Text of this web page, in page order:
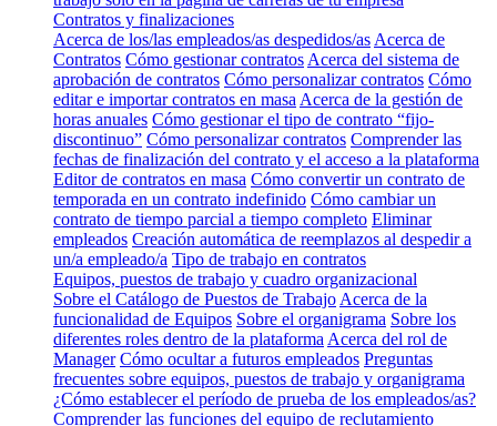
Contratos y finalizaciones
Acerca de los/las empleados/as despedidos/as Acerca de
Contratos Cómo gestionar contratos Acerca del sistema de
aprobación de contratos Cómo personalizar contratos Cómo
editar e importar contratos en masa Acerca de la gestión de
horas anuales Cómo gestionar el tipo de contrato “fijo-
discontinuo” Cómo personalizar contratos Comprender las
fechas de finalización del contrato y el acceso a la plataforma
Editor de contratos en masa Cómo convertir un contrato de
temporada en un contrato indefinido Cómo cambiar un
contrato de tiempo parcial a tiempo completo Eliminar
empleados Creación automática de reemplazos al despedir a
un/a empleado/a Tipo de trabajo en contratos
Equipos, puestos de trabajo y cuadro organizacional
Sobre el Catálogo de Puestos de Trabajo Acerca de la
funcionalidad de Equipos Sobre el organigrama Sobre los
diferentes roles dentro de la plataforma Acerca del rol de
Manager Cómo ocultar a futuros empleados Preguntas
frecuentes sobre equipos, puestos de trabajo y organigrama
¿Cómo establecer el período de prueba de los empleados/as?
Comprender las funciones del equipo de reclutamiento